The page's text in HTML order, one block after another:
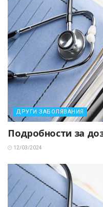
ДРУГИ ЗАБОЛЯВАНИЯ
Подробности за
12/03/2024